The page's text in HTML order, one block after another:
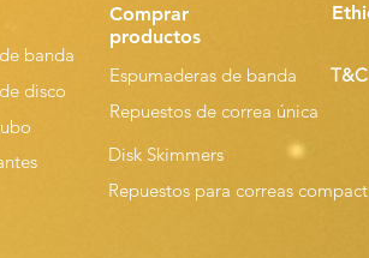
banda
disco
Comprar
productos
Espumaderas de banda
Repuestos de correa única
Disk Skimmers
Repuestos para correas